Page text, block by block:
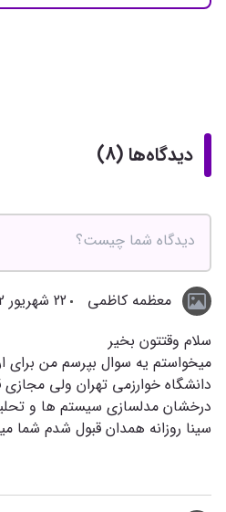
دیدگاه‌ها (8)
معظمه کاظمی
22 شهریور 1402
سلام وقتتون بخیر
میخواستم یه سوال بپرسم من برای
دانشگاه خوارزمی تهران ولی
درخشان مدلسازی سیستم ها و
سینا روزانه همدان قبول شدم شما